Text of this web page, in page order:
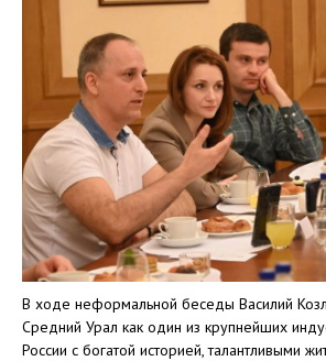
В ходе неформальной беседы Василий
Средний Урал как один из крупнейших
России с богатой историей, талантливыми